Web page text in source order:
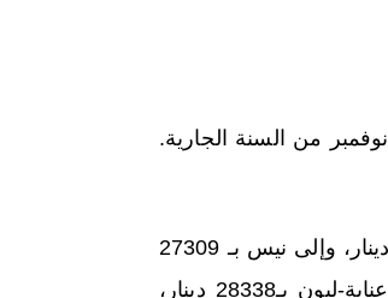
وأشارت الجوية الجزائرية في منشور لها، إلى أن التخفيضات مرتقبة إلى غاية 30 نوفمبر من السنة الجارية.
وأضاف المنشور ذاته، أن تذاكر الرحلات من قسنطينة إلى تولوز ستكون بـ25358 دينار، وإلى نيس بـ 27309
دينار. من باتنة إلى مارسيليا بـ24557 دينار، وبجاية إلى مارسيليا بـ24627 دينار. عنابة-ليون بـ28338 دينار،